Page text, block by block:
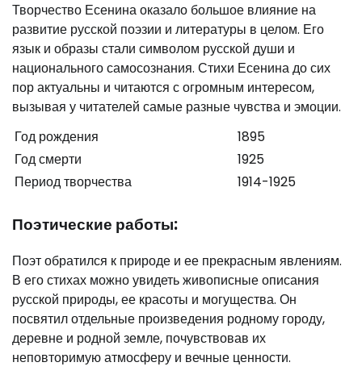
Творчество Есенина оказало большое влияние на
развитие русской поэзии и литературы в целом. Его
язык и образы стали символом русской души и
национального самосознания. Стихи Есенина до сих
пор актуальны и читаются с огромным интересом,
вызывая у читателей самые разные чувства и эмоции.
Год рождения
1895
Год смерти
1925
Период творчества
1914-1925
Поэтические работы:
Поэт обратился к природе и ее прекрасным явлениям.
В его стихах можно увидеть живописные описания
русской природы, ее красоты и могущества. Он
посвятил отдельные произведения родному городу,
деревне и родной земле, почувствовав их
неповторимую атмосферу и вечные ценности.